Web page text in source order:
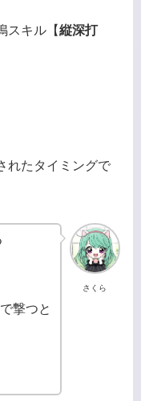
スキル【縦深打
れたタイミングで
さくら
撃つと